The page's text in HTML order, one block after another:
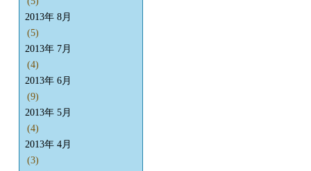
2013年 8月
(5)
2013年 7月
(4)
2013年 6月
(9)
2013年 5月
(4)
2013年 4月
(3)